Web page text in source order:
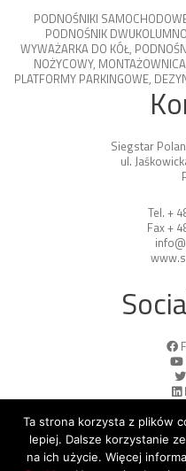
PODNOŚNIKI
PODNOŚNIK
WYWAŻARKA DO KÓŁ,
NOŻYCOWY,
PLATFORMY PARKINGOWE,
Siegstar
ul.
Tel. +
Fax +
Ta strona korzysta z plików
lepiej. Dalsze korzystanie
na ich użycie. Więcej